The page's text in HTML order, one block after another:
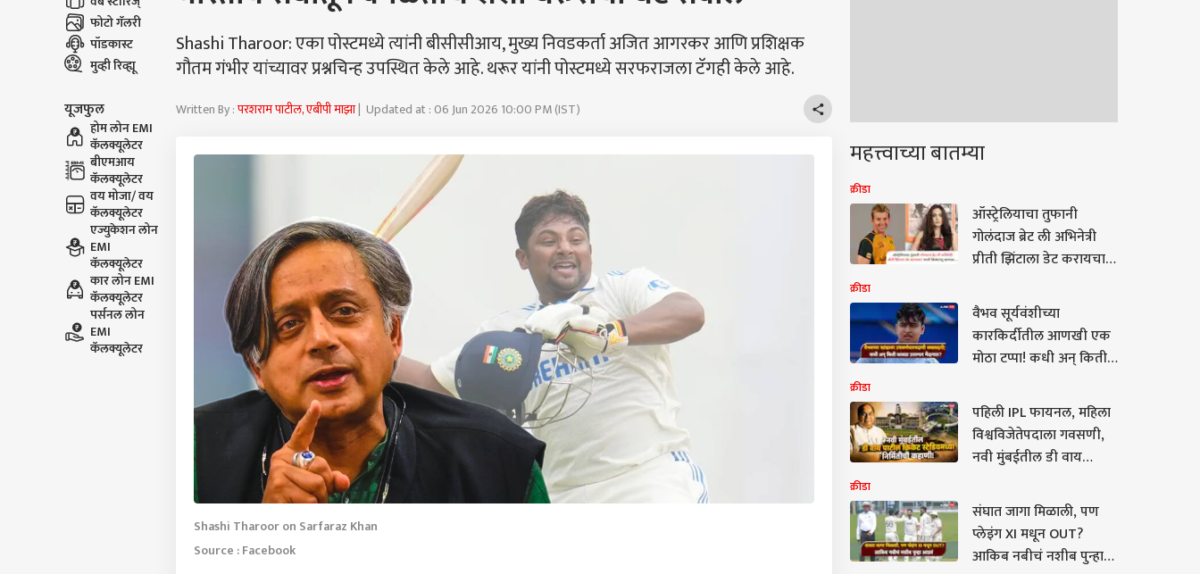
फोटो गॅलरी
पॉडकास्ट
मुव्ही रिव्ह्यू
यूजफुल
होम लोन EMI
कॅलक्यूलेटर
बीएमआय
कॅलक्यूलेटर
वय मोजा/ वय
कॅलक्यूलेटर
एज्युकेशन लोन
EMI
कॅलक्यूलेटर
कार लोन EMI
कॅलक्यूलेटर
पर्सनल लोन
EMI
कॅलक्यूलेटर
Shashi Tharoor: एका पोस्टमध्ये त्यांनी बीसीसीआय, मुख्य निवडकर्ता अजित आगरकर आणि प्रशिक्षक
गौतम गंभीर यांच्यावर प्रश्नचिन्ह उपस्थित केले आहे. थरूर यांनी पोस्टमध्ये सरफराजला टॅगही केले आहे.
Written By :परशराम पाटील, एबीपी माझा| Updated at : 06 Jun 2026 10:00 PM (IST)
Shashi Tharoor on Sarfaraz Khan
Source : Facebook
महत्त्वाच्या बातम्या
क्रीडा
ऑस्ट्रेलियाचा तुफानी
गोलंदाज ब्रेट ली अभिनेत्री
प्रीती झिंटाला डेट करायचा,
क्रिकेटरने सोडलं मौन
क्रीडा
वैभव सूर्यवंशीच्या
कारकिर्दीतील आणखी एक
मोठा टप्पा! कधी अन् किती
सर्व माहिती एका क्लिकवर
क्रीडा
पहिली IPL फायनल, महिला
विश्वविजेतेपदाला गवसणी,
नवी मुंबईतील डी वाय
निर्मितीची कहाणी!
क्रीडा
संघात जागा मिळाली, पण
प्लेइंग XI मधून OUT?
आकिब नबीचं नशीब पुन्हा